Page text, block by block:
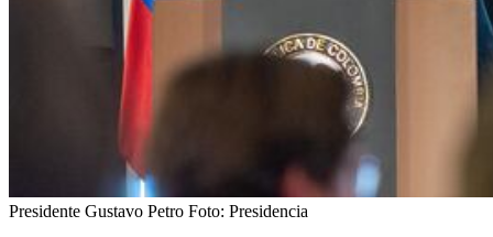
Presidente Gustavo Petro Foto: Presidencia